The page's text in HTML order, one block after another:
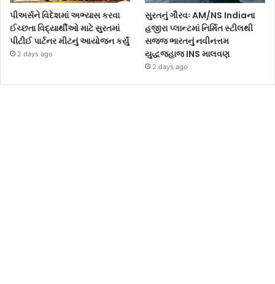
પીઅર્સને વિદેશમાં અભ્યાસ કરવા
ઈચ્છતા વિદ્યાર્થીઓ માટે સુરતમાં
પીટીઈ પાર્ટનર મીટનું આયોજન કર્યું
2 days ago
સુરતનું ગૌરવઃ AM/NS Indiaના
હજીરા પ્લાન્ટમાં નિર્મિત સ્ટીલથી
સજ્જ ભારતનું નવીનત્તમ
યુદ્ધજહાજ INS માલવણ
2 days ago